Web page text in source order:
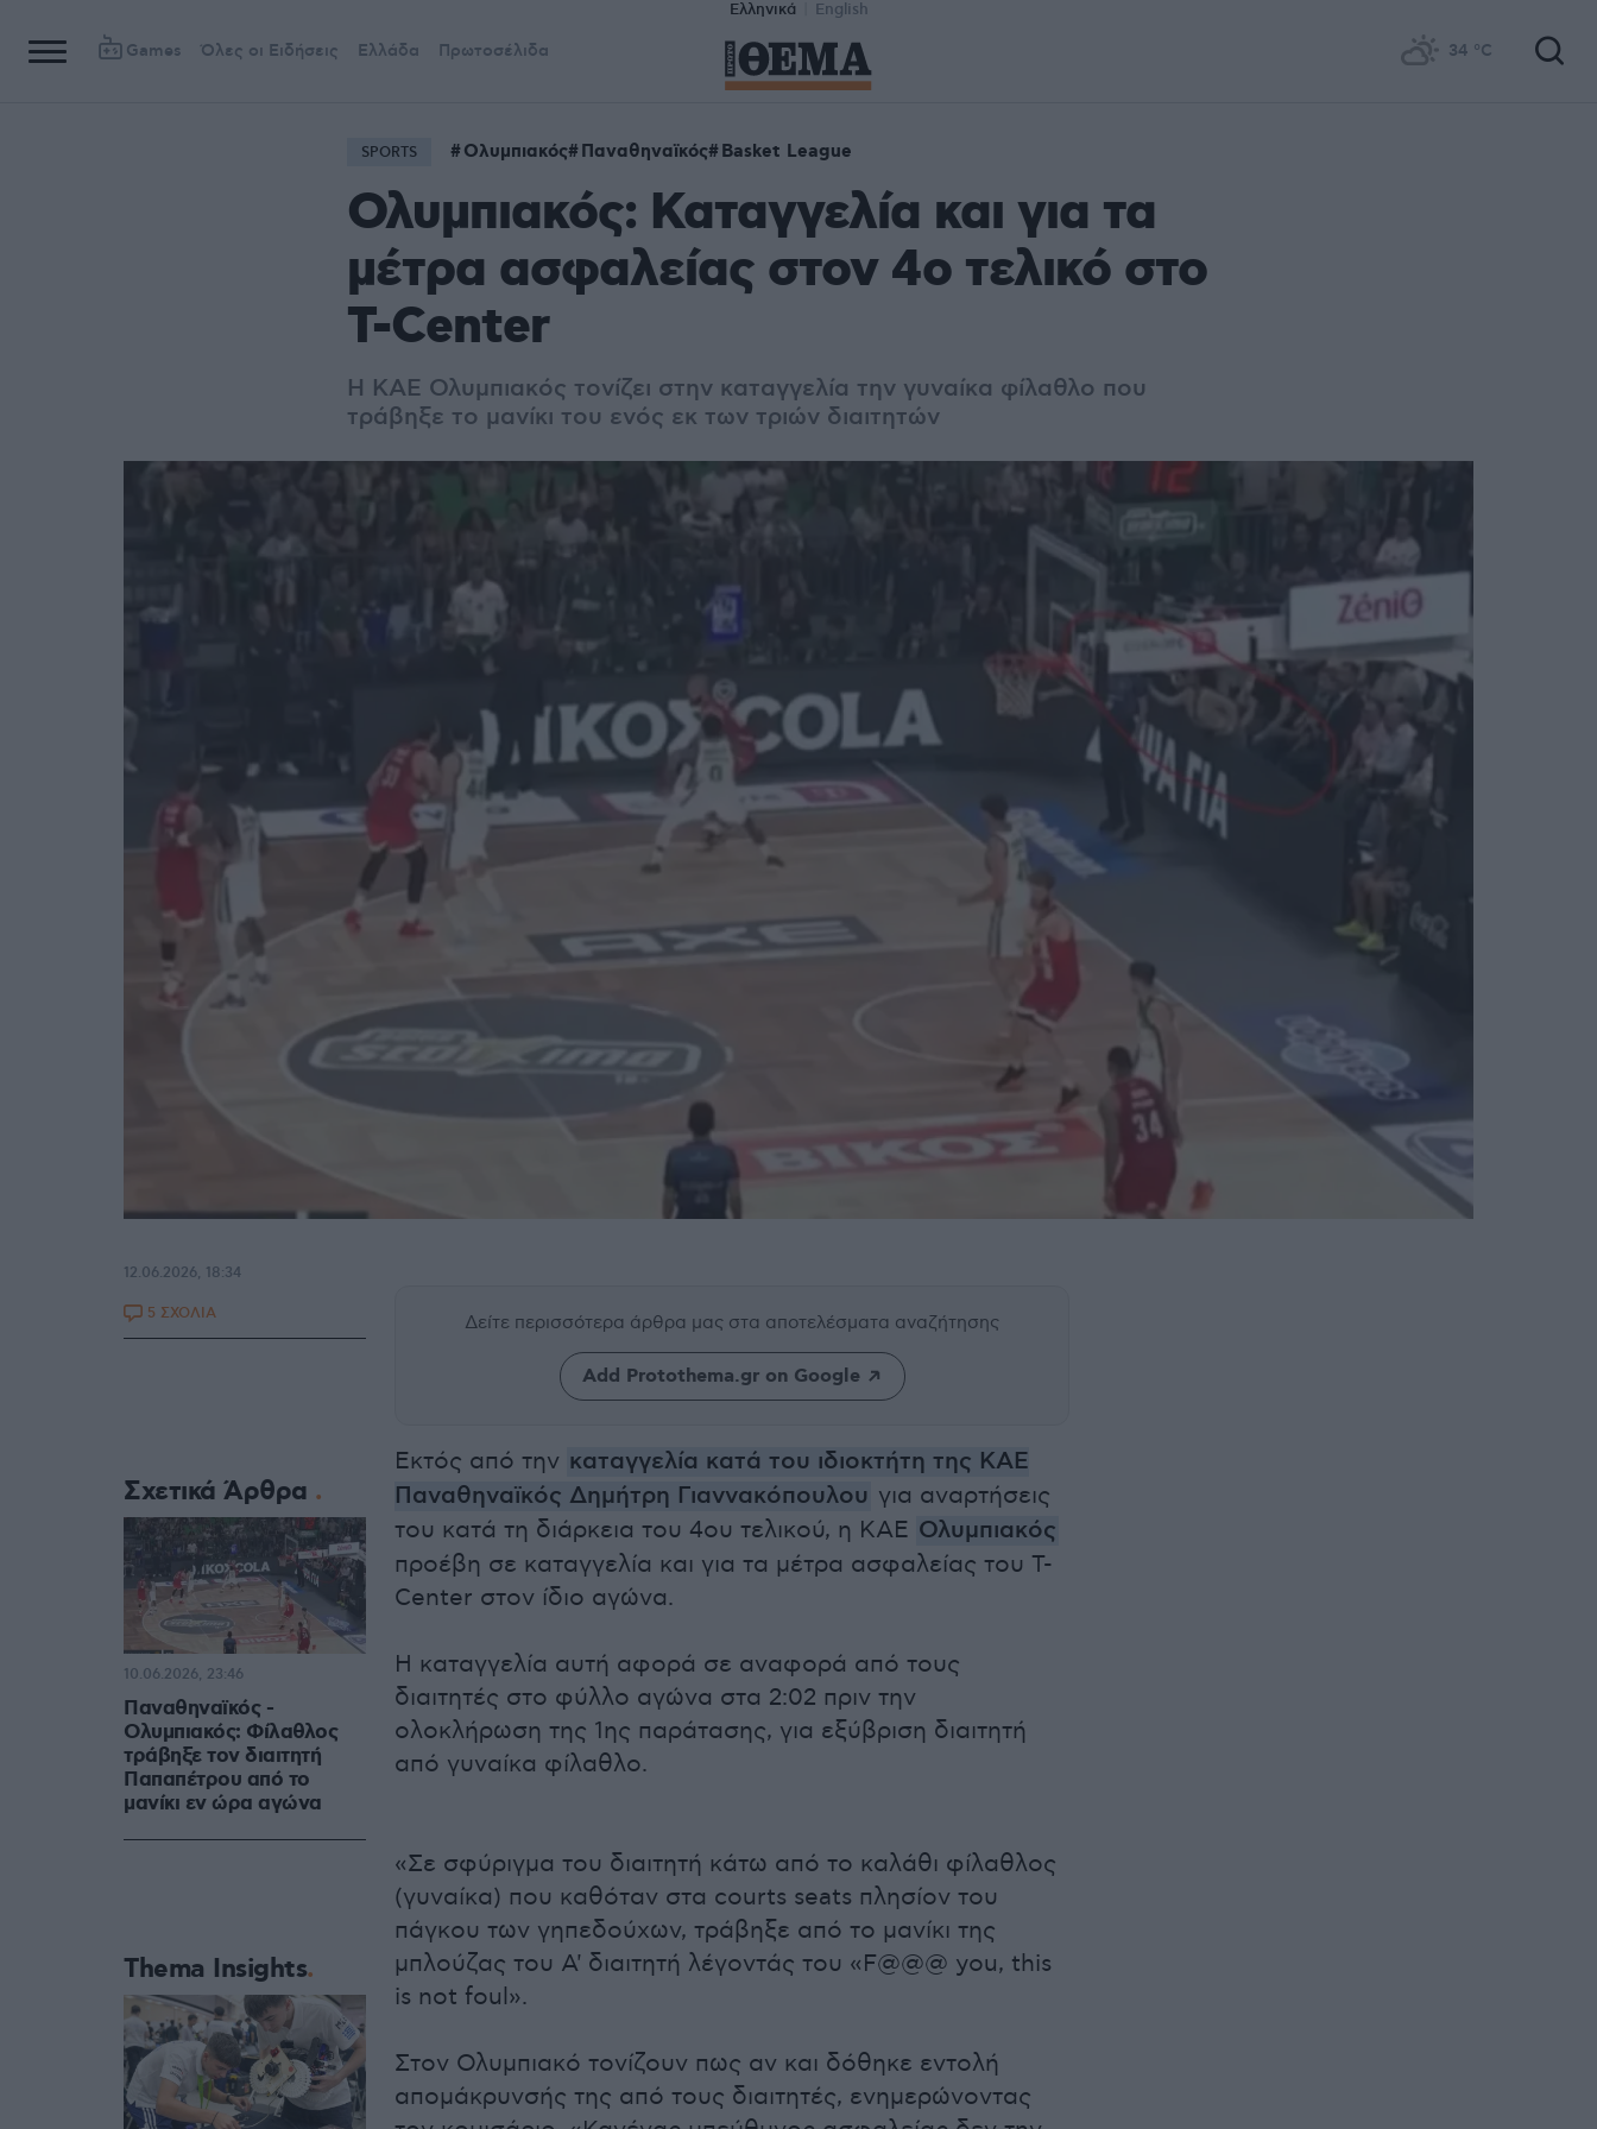
Ελληνικά English
Games Όλες οι Ειδήσεις Ελλάδα Πρωτοσέλιδα 34 °C
SPORTS Ολυμπιακός Παναθηναϊκός Basket League
Ολυμπιακός: Καταγγελία και για τα
μέτρα ασφαλείας στον 4ο τελικό στο
T-Center
Η ΚΑΕ Ολυμπιακός τονίζει στην καταγγελία την γυναίκα φίλαθλο που
τράβηξε το μανίκι του ενός εκ των τριών διαιτητών
Δείτε περισσότερα άρθρα μας στα αποτελέσματα αναζήτησης
Add Protothema.gr on Google
Εκτός από την καταγγελία κατά του ιδιοκτήτη της ΚΑΕ
Παναθηναϊκός Δημήτρη Γιαννακόπουλου για αναρτήσεις
του κατά τη διάρκεια του 4ου τελικού, η ΚΑΕ Ολυμπιακός
προέβη σε καταγγελία και για τα μέτρα ασφαλείας του T-
Center στον ίδιο αγώνα.
Η καταγγελία αυτή αφορά σε αναφορά από τους
διαιτητές στο φύλλο αγώνα στα 2:02 πριν την
ολοκλήρωση της 1ης παράτασης, για εξύβριση διαιτητή
από γυναίκα φίλαθλο.
«Σε σφύριγμα του διαιτητή κάτω από το καλάθι φίλαθλος
(γυναίκα) που καθόταν στα courts seats πλησίον του
πάγκου των γηπεδούχων, τράβηξε από το μανίκι της
μπλούζας του Α' διαιτητή λέγοντάς του «F@@@ you, this
is not foul».
Στον Ολυμπιακό τονίζουν πως αν και δόθηκε εντολή
απομάκρυνσής της από τους διαιτητές, ενημερώνοντας
12.06.2026, 18:34
5 ΣΧΟΛΙΑ
Σχετικά Άρθρα
Παναθηναϊκός -
Ολυμπιακός: Φίλαθλος
τράβηξε τον διαιτητή
Παπαπέτρου από το
μανίκι εν ώρα αγώνα
10.06.2026, 23:46
Thema Insights